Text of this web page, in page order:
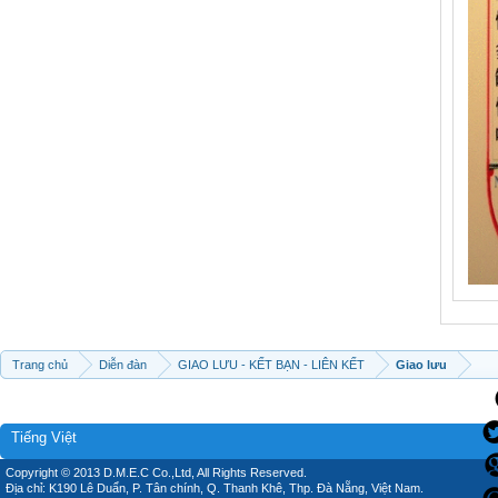
Trang chủ Diễn đàn GIAO LƯU - KẾT BẠN - LIÊN KẾT Giao lưu
Tiếng Việt
Copyright © 2013 D.M.E.C Co.,Ltd, All Rights Reserved.
Địa chỉ: K190 Lê Duẩn, P. Tân chính, Q. Thanh Khê, Thp. Đà Nẵng, Việt Nam.